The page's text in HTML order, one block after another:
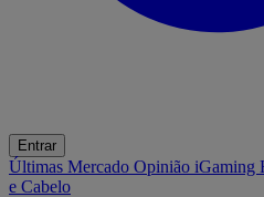
Entrar
Últimas Mercado Opinião iGaming
e Cabelo